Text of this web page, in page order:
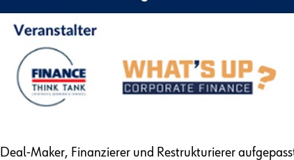
Deal-Maker, Finanzierer und Restrukturierer